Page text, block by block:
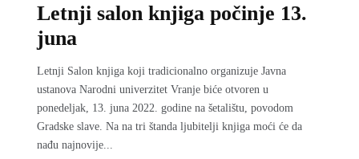
Letnji salon knjiga počinje 13.
juna
Letnji Salon knjiga koji tradicionalno organizuje Javna
ustanova Narodni univerzitet Vranje biće otvoren u
ponedelјak, 13. juna 2022. godine na šetalištu, povodom
Gradske slave. Na na tri štanda lјubitelјi knjiga moći će da
nađu najnovije...